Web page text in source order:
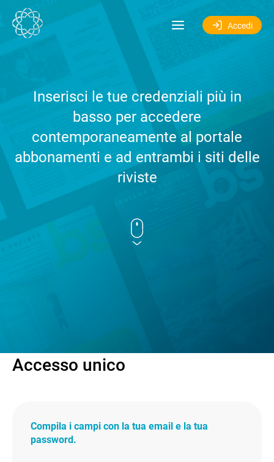
Salta al contenuto
Accedi
Inserisci le tue credenziali più in
basso per accedere
contemporaneamente al portale
abbonamenti e ad entrambi i siti delle
riviste
Accesso unico
Compila i campi con la tua email e la tua
password.